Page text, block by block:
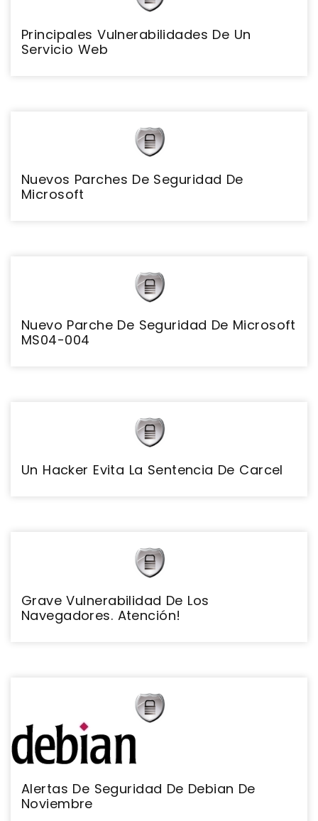
Principales Vulnerabilidades De Un
Servicio Web
Nuevos Parches De Seguridad De
Microsoft
Nuevo Parche De Seguridad De Microsoft
MS04-004
Un Hacker Evita La Sentencia De Carcel
Grave Vulnerabilidad De Los
Navegadores. Atención!
Alertas De Seguridad De Debian De
Noviembre